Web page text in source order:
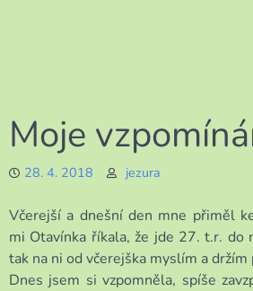
Moje
28. 4. 2018 jezura
Včerejší a dnešní den mne přiměl
mi Otavínka říkala, že jde 27. t.r. do
tak na ni od včerejška myslím a držím
Dnes jsem si vzpomněla, spíše